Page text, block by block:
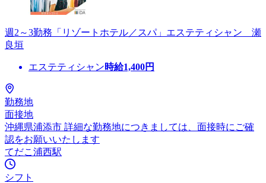
週2～3勤務「リゾートホテル／スパ」エステティシャン 瀬
良垣
エステティシャン時給1,400円
勤務地
面接地
沖縄県浦添市 詳細な勤務地につきましては、面接時にご確
認をお願いいたします
てだこ浦西駅
シフト